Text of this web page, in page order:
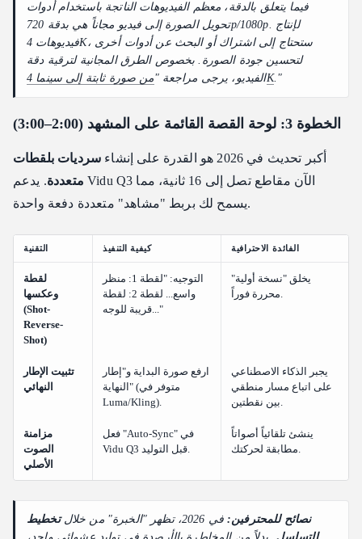
فيما يتعلق بالدقة، معظم الفيديوهات الناتجة باستخدام أدوات
تحويل الصورة إلى فيديو مجاناً هي بدقة 720p/1080p. لإنتاج
فيديوهات 4K، ستحتاج إلى اشتراك أو البحث عن أدوات أخرى
لتحسين جودة الصورة. بخصوص الطرق المجانية لترقية دقة
الفيديو، يرجى مراجعة "من صورة ثابتة إلى سينما 4K."
الخطوة 3: لوحة القصة القائمة على المشهد (2:00–3:00)
أكبر تحديث في 2026 هو القدرة على إنشاء
سرديات بلقطات
متعددة. يدعم Vidu Q3 الآن مقاطع تصل إلى 16 ثانية، مما
يسمح لك بربط "مشاهد" متعددة دفعة واحدة.
التقنية كيفية التنفيذ الفائدة الاحترافية
لقطة
وعكسها
(Shot-
Reverse-
Shot)
التوجيه: "لقطة 1: منظر
واسع... لقطة 2: لقطة
قريبة للوجه..."
يخلق "نسخة أولية"
تثبيت الإطار
النهائي
ارفع صورة البداية و"إطار
النهاية" (متوفر في
Luma/Kling).
يجبر الذكاء الاصطناعي
على اتباع مسار منطقي
مزامنة
الصوت
الأصلي
فعل "Auto-Sync" في
ينشئ تلقائياً أصواتاً
نصائح للمحترفين:في 2026، تظهر "الخبرة" من خلال
تخطيط